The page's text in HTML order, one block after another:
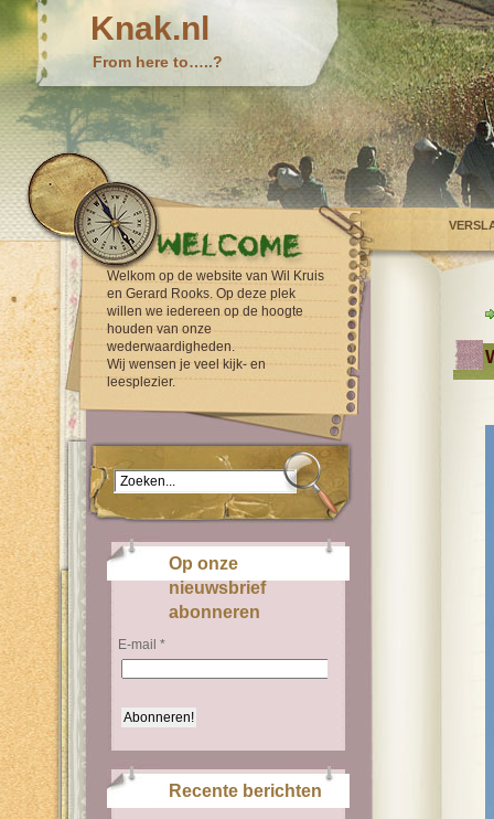
Knak.nl
From here to…..?
Welkom op de website van Wil Kruis
en Gerard Rooks. Op deze plek
willen we iedereen op de hoogte
houden van onze
wederwaardigheden.
Wij wensen je veel kijk- en
leesplezier.
Op onze
nieuwsbrief
abonneren
E-mail *
Recente berichten